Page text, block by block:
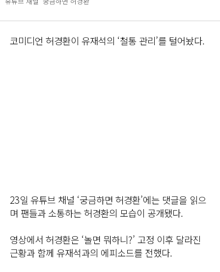
코미디언 허경환이 유재석의 ‘철통 관리’를 털어놨다.
23일 유튜브 채널 ‘궁금하면 허경환’에는 댓글을 읽으
며 팬들과 소통하는 허경환의 모습이 공개됐다.
영상에서 허경환은 ‘놀면 뭐하니?’ 고정 이후 달라진
근황과 함께 유재석과의 에피소드를 전했다.